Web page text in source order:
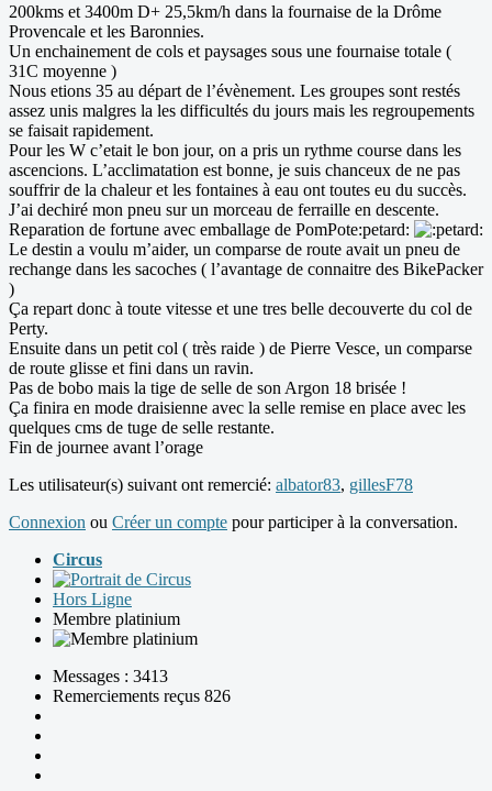
200kms et 3400m D+ 25,5km/h dans la fournaise de la Drôme
Provencale et les Baronnies.
Un enchainement de cols et paysages sous une fournaise totale (
31C moyenne )
Nous etions 35 au départ de l’évènement. Les groupes sont restés
assez unis malgres la les difficultés du jours mais les regroupements
se faisait rapidement.
Pour les W c’etait le bon jour, on a pris un rythme course dans les
ascencions. L’acclimatation est bonne, je suis chanceux de ne pas
souffrir de la chaleur et les fontaines à eau ont toutes eu du succès.
J’ai dechiré mon pneu sur un morceau de ferraille en descente.
Reparation de fortune avec emballage de PomPote:petard:
Le destin a voulu m’aider, un comparse de route avait un pneu de
rechange dans les sacoches ( l’avantage de connaitre des BikePacker
)
Ça repart donc à toute vitesse et une tres belle decouverte du col de
Perty.
Ensuite dans un petit col ( très raide ) de Pierre Vesce, un comparse
de route glisse et fini dans un ravin.
Pas de bobo mais la tige de selle de son Argon 18 brisée !
Ça finira en mode draisienne avec la selle remise en place avec les
quelques cms de tuge de selle restante.
Fin de journee avant l’orage
Les utilisateur(s) suivant ont remercié: albator83, gillesF78
Connexion ou Créer un compte pour participer à la conversation.
Circus
Hors Ligne
Membre platinium
Messages : 3413
Remerciements reçus 826